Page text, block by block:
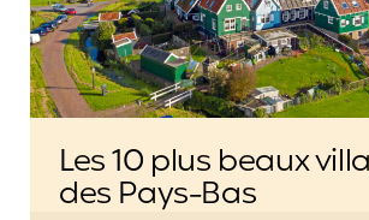
Les 10 plus beaux
des Pays-Bas